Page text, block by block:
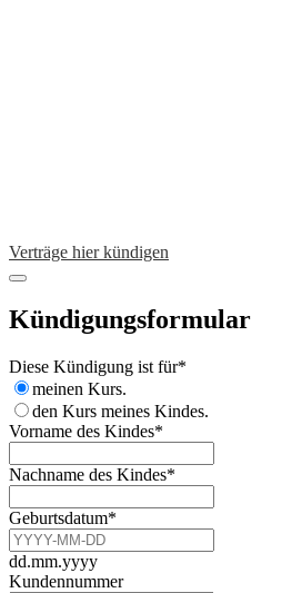
Verträge hier kündigen
Kündigungsformular
Diese Kündigung ist für*
meinen Kurs.
den Kurs meines Kindes.
Vorname des Kindes*
Nachname des Kindes*
Geburtsdatum*
dd.mm.yyyy
Kundennummer